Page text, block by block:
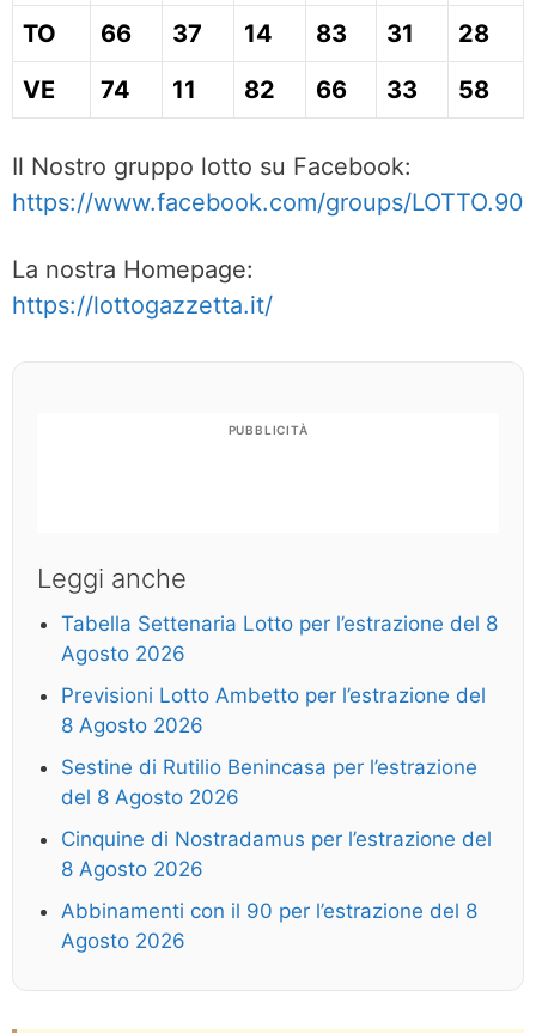
TO 66 37 14 83 31
28
VE
74 11 82 66 33 58
Il Nostro gruppo lotto su Facebook:
https://www.facebook.com/groups/LOTTO.90
La nostra Homepage:
https://lottogazzetta.it/
PUBBLICITÀ
Leggi anche
Tabella Settenaria Lotto per l’estrazione del 8
Agosto 2026
Previsioni Lotto Ambetto per l’estrazione del
8 Agosto 2026
Sestine di Rutilio Benincasa per l’estrazione
del 8 Agosto 2026
Cinquine di Nostradamus per l’estrazione del
8 Agosto 2026
Abbinamenti con il 90 per l’estrazione del 8
Agosto 2026